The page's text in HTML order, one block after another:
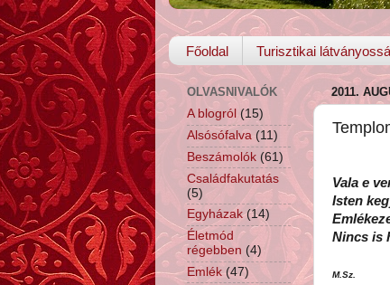
Főoldal Turisztikai
2011.
Vala e
Isten
Nincs is
M.Sz.
OLVASNIVALÓK
A blogról (15)
Alsósófalva (11)
Beszámolók (61)
Családfakutatás
(5)
Egyházak (14)
Életmód
régebben (4)
Emlék (47)